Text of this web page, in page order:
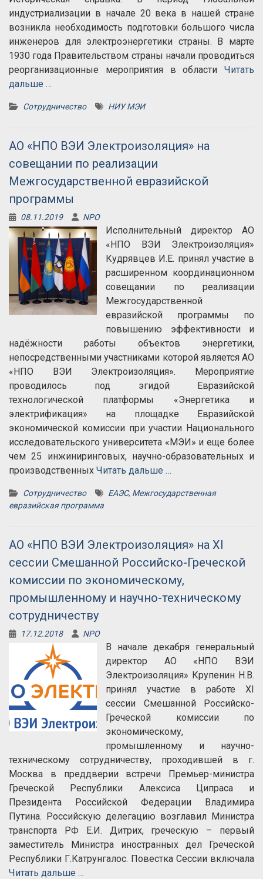
индустриализации в начале 20 века в нашей стране
возникла необходимость подготовки большого числа
инженеров для электроэнергетики страны. В марте
1930 года Правительством страны начали проводиться
реорганизационные мероприятия в области Читать
дальше …
Сотрудничество НИУ МЭИ
АО «НПО ВЭИ Электроизоляция» на
совещании по реализации
Межгосударственной евразийской
программы
08.11.2019 NPO
Исполнительный директор АО
«НПО ВЭИ Электроизоляция»
Кудрявцев И.Е. принял участие в
расширенном координационном
совещании по реализации
Межгосударственной
евразийской программы по
повышению эффективности и
надёжности работы объектов энергетики,
непосредственными участниками которой является АО
«НПО ВЭИ Электроизоляция». Мероприятие
проводилось под эгидой Евразийской
технологической платформы «Энергетика и
электрификация» на площадке Евразийской
экономической комиссии при участии Национального
исследовательского университета «МЭИ» и еще более
чем 25 инжиниринговых, научно-образовательных и
производственных Читать дальше …
Сотрудничество ЕАЭС, Межгосударственная
евразийская программа
АО «НПО ВЭИ Электроизоляция» на XI
сессии Смешанной Российско-Греческой
комиссии по экономическому,
промышленному и научно-техническому
сотрудничеству
17.12.2018 NPO
В начале декабря генеральный
директор АО «НПО ВЭИ
Электроизоляция» Крупенин Н.В.
принял участие в работе XI
сессии Смешанной Российско-
Греческой комиссии по
экономическому,
промышленному и научно-
техническому сотрудничеству, проходившей в г.
Москва в преддверии встречи Премьер-министра
Греческой Республики Алексиса Ципраса и
Президента Российской Федерации Владимира
Путина. Российскую делегацию возглавил Министра
транспорта РФ Е.И. Дитрих, греческую – первый
заместитель Министра иностранных дел Греческой
Республики Г.Катрунгалос. Повестка Сессии включала
Читать дальше …